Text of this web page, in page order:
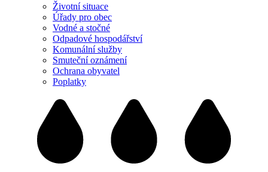
Životní situace
Úřady pro obec
Vodné a stočné
Odpadové hospodářství
Komunální služby
Smuteční oznámení
Ochrana obyvatel
Poplatky